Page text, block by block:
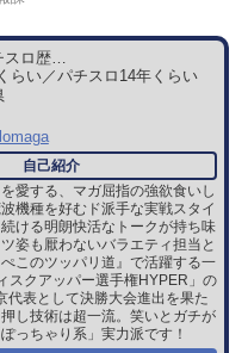
スロ歴…
らい／パチスロ14年くらい
を愛する、マガ屈指の強欲食いし
機種を好むド派手な実戦スタイ
ける明朗快活なトークが持ち味
姿も厭わないバラエティ担当と
このツッパリ道』で活躍する一
スクアッパー選手権HYPER」の
代表として決勝大会進出を果た
し技術は超一流。笑いとガチが
っちゃり系」実力派です！